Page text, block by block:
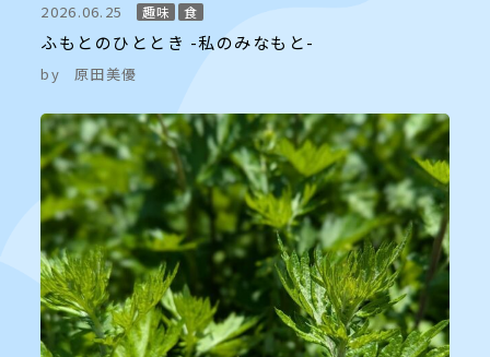
2026.06.25 趣味 食
ふもとのひととき -私のみなもと-
by 原田美優